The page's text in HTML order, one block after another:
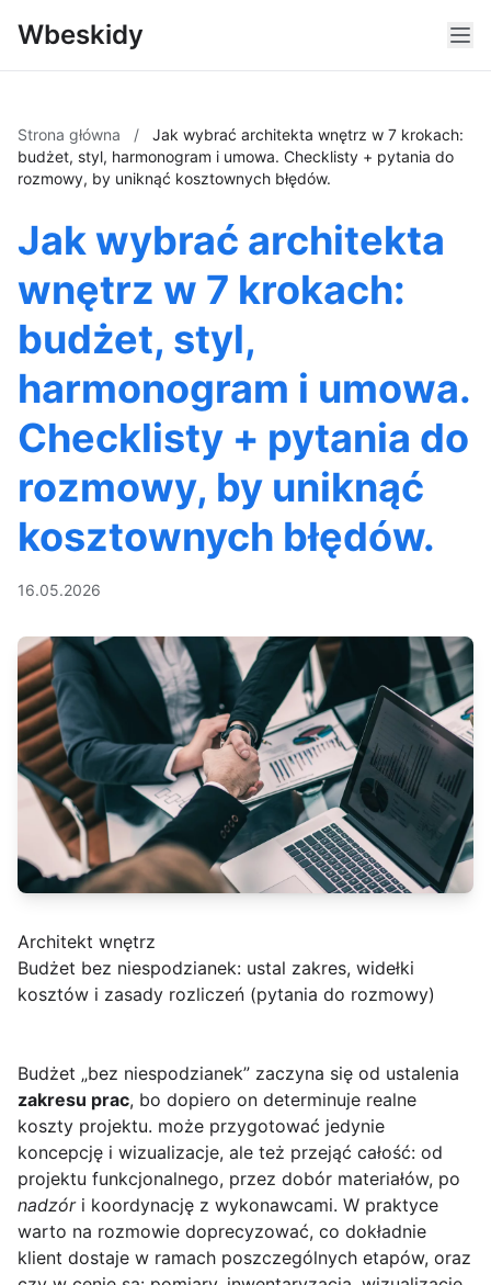
Wbeskidy
Strona główna /
Jak wybrać architekta wnętrz w 7 krokach:
budżet, styl, harmonogram i umowa. Checklisty + pytania do
rozmowy, by uniknąć kosztownych błędów.
Jak wybrać architekta
wnętrz w 7 krokach:
budżet, styl,
harmonogram i umowa.
Checklisty + pytania do
rozmowy, by uniknąć
kosztownych błędów.
16.05.2026
Architekt wnętrz
Budżet bez niespodzianek: ustal zakres, widełki
kosztów i zasady rozliczeń (pytania do rozmowy)
Budżet „bez niespodzianek” zaczyna się od ustalenia
zakresu prac, bo dopiero on determinuje realne
koszty projektu. może przygotować jedynie
koncepcję i wizualizacje, ale też przejąć całość: od
projektu funkcjonalnego, przez dobór materiałów, po
nadzóri koordynację z wykonawcami. W praktyce
warto na rozmowie doprecyzować, co dokładnie
klient dostaje w ramach poszczególnych etapów, oraz